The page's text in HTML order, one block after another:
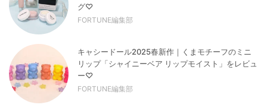
グ♡
FORTUNE編集部
キャシードール2025春新作｜くまモチーフのミニ
リップ「シャイニーベア リップモイスト」をレビュ
ー♡
FORTUNE編集部